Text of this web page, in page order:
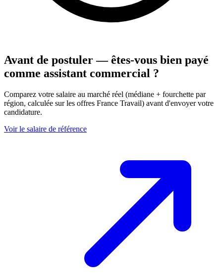
Avant de postuler — êtes-vous bien payé
comme assistant commercial ?
Comparez votre salaire au marché réel (médiane + fourchette par
région, calculée sur les offres France Travail) avant d'envoyer votre
candidature.
Voir le salaire de référence